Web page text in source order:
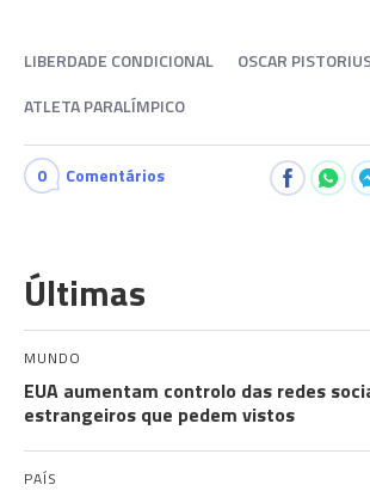
LIBERDADE CONDICIONAL
OSCAR
ATLETA PARALÍMPICO
0 Comentários
Últimas
MUNDO
EUA aumentam controlo das redes
estrangeiros que pedem vistos
PAÍS